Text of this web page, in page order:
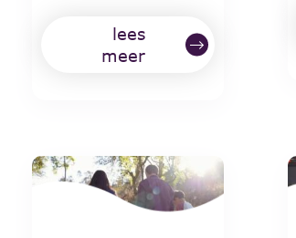
lees
meer